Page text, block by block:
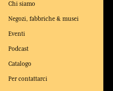
Chi siamo
Negozi, fabbriche & musei
Eventi
Podcast
Catalogo
Per contattarci